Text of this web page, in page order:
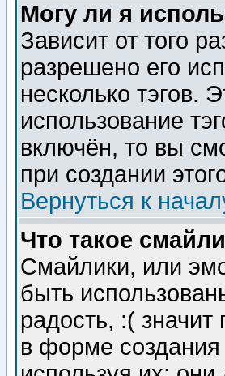
Могу ли я
Зависит от того
разрешено его
несколько тэгов.
использование
включён, то вы
при создании
Вернуться к
Что такое
Смайлики, или
быть
радость, :(
в форме